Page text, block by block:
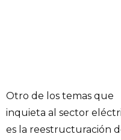
Otro de los temas que
inquieta al sector
es la reestructuración